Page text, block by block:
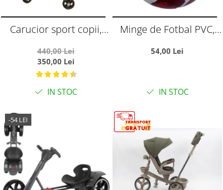
Carucior sport copii,
avion, cu sistem troller,
C8 negru
440,00 Lei
350,00 Lei
IN STOC
Minge de Fotbal PVC,
Campionatul Mondial
54,00 Lei
IN STOC
-54 LEI